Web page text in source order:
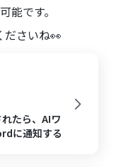
能です。
ださいね👀
たら、AIワ
に通知する